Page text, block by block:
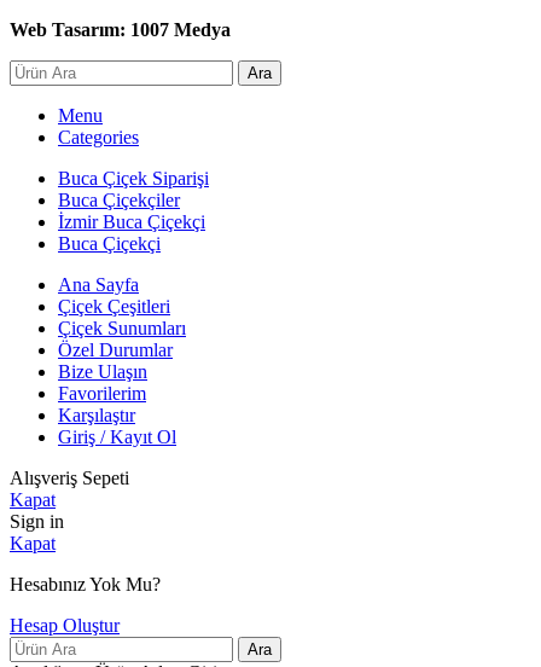
Web Tasarım: 1007 Medya
Ara
Menu
Categories
Buca Çiçek Siparişi
Buca Çiçekçiler
İzmir Buca Çiçekçi
Buca Çiçekçi
Ana Sayfa
Çiçek Çeşitleri
Çiçek Sunumları
Özel Durumlar
Bize Ulaşın
Favorilerim
Karşılaştır
Giriş / Kayıt Ol
Alışveriş Sepeti
Kapat
Sign in
Kapat
Hesabınız Yok Mu?
Hesap Oluştur
Ara